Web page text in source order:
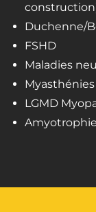
Duchenne/
FSHD
Maladies
Myasthénies
LGMD